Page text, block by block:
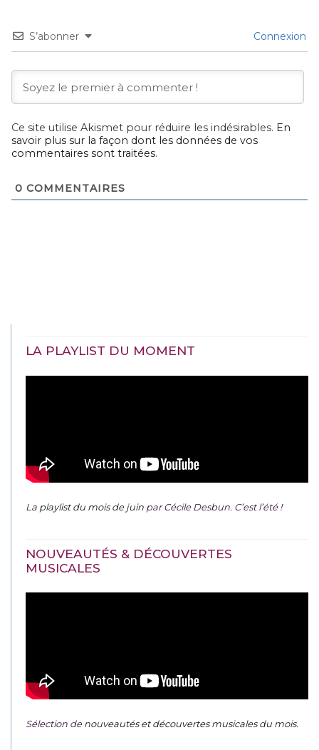
S’abonner Connexion
Ce site utilise Akismet pour réduire les indésirables. En
savoir plus sur la façon dont les données de vos
commentaires sont traitées.
0 COMMENTAIRES
LA PLAYLIST DU MOMENT
La playlist du mois de juin par Cécile Desbun. C’est l’été !
NOUVEAUTÉS & DÉCOUVERTES
MUSICALES
Sélection denouveautés et découvertes musicales du mois.